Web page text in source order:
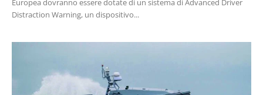
Europea dovranno essere dotate di un sistema di Advanced Driver
Distraction Warning, un dispositivo...